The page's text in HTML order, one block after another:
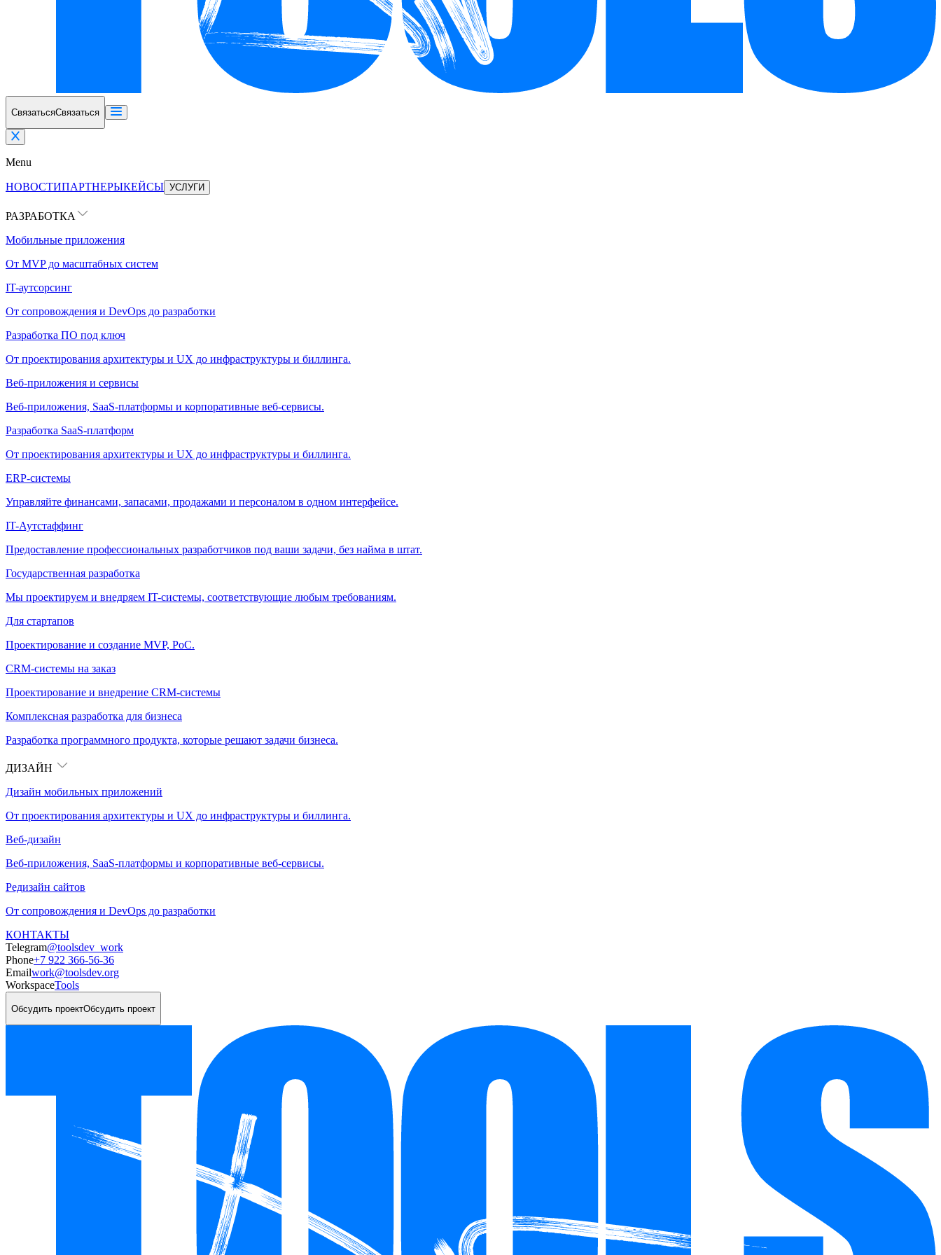
СвязатьсяСвязаться
Menu
НОВОСТИПАРТНЕРЫКЕЙСЫ УСЛУГИ
РАЗРАБОТКА
Мобильные приложения
От MVP до масштабных систем
IT-аутсорсинг
От сопровождения и DevOps до разработки
Разработка ПО под ключ
От проектирования архитектуры и UX до инфраструктуры и биллинга.
Веб-приложения и сервисы
Веб-приложения, SaaS-платформы и корпоративные веб-сервисы.
Разработка SaaS-платформ
От проектирования архитектуры и UX до инфраструктуры и биллинга.
ERP-системы
Управляйте финансами, запасами, продажами и персоналом в одном интерфейсе.
IT-Аутстаффинг
Предоставление профессиональных разработчиков под ваши задачи, без найма в штат.
Государственная разработка
Мы проектируем и внедряем IT-системы, соответствующие любым требованиям.
Для стартапов
Проектирование и создание MVP, PoC.
CRM-системы на заказ
Проектирование и внедрение CRM-системы
Комплексная разработка для бизнеса
Разработка программного продукта, которые решают задачи бизнеса.
ДИЗАЙН
Дизайн мобильных приложений
От проектирования архитектуры и UX до инфраструктуры и биллинга.
Веб-дизайн
Веб-приложения, SaaS-платформы и корпоративные веб-сервисы.
Редизайн сайтов
От сопровождения и DevOps до разработки
КОНТАКТЫ
Telegram@toolsdev_work
Phone+7 922 366-56-36
Emailwork@toolsdev.org
WorkspaceTools
Обсудить проектОбсудить проект